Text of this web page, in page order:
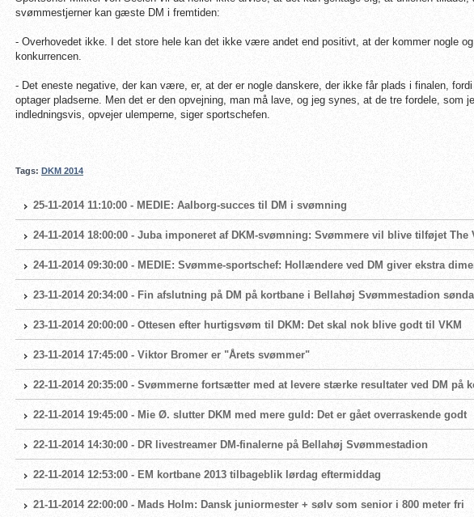
svømmestjerner kan gæste DM i fremtiden:
- Overhovedet ikke. I det store hele kan det ikke være andet end positivt, at der kommer nogle
konkurrencen.
- Det eneste negative, der kan være, er, at der er nogle danskere, der ikke får plads i finalen,
optager pladserne. Men det er den opvejning, man må lave, og jeg synes, at de tre fordele, som
indledningsvis, opvejer ulemperne, siger sportschefen.
Tags: DKM 2014
25-11-2014 11:10:00 - MEDIE: Aalborg-succes til DM i svømning
24-11-2014 18:00:00 - Juba imponeret af DKM-svømning: Svømmere vil blive tilføjet The
24-11-2014 09:30:00 - MEDIE: Svømme-sportschef: Hollændere ved DM giver ekstra
23-11-2014 20:34:00 - Fin afslutning på DM på kortbane i Bellahøj Svømmestadion
23-11-2014 20:00:00 - Ottesen efter hurtigsvøm til DKM: Det skal nok blive godt til VKM
23-11-2014 17:45:00 - Viktor Bromer er "Årets svømmer"
22-11-2014 20:35:00 - Svømmerne fortsætter med at levere stærke resultater ved DM på
22-11-2014 19:45:00 - Mie Ø. slutter DKM med mere guld: Det er gået overraskende godt
22-11-2014 14:30:00 - DR livestreamer DM-finalerne på Bellahøj Svømmestadion
22-11-2014 12:53:00 - EM kortbane 2013 tilbageblik lørdag eftermiddag
21-11-2014 22:00:00 - Mads Holm: Dansk juniormester + sølv som senior i 800 meter fri